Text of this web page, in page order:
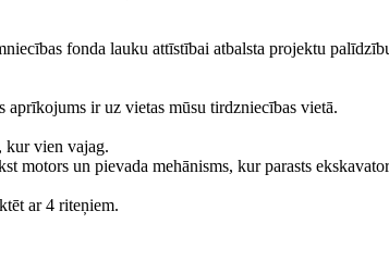
fonda lauku attīstībai atbalsta projektu
aprīkojums ir uz vietas mūsu tirdzniecības vietā.
kur vien vajag.
motors un pievada mehānisms, kur parasts
ar 4 riteņiem.